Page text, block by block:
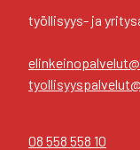
työl­li­syys- ja
08 558 558 10